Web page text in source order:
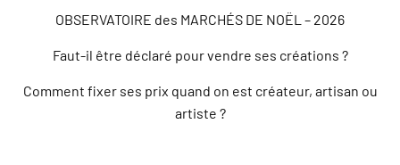
OBSERVATOIRE des MARCHÉS DE NOËL – 2026
Faut-il être déclaré pour vendre ses créations ?
Comment fixer ses prix quand on est créateur, artisan ou
artiste ?